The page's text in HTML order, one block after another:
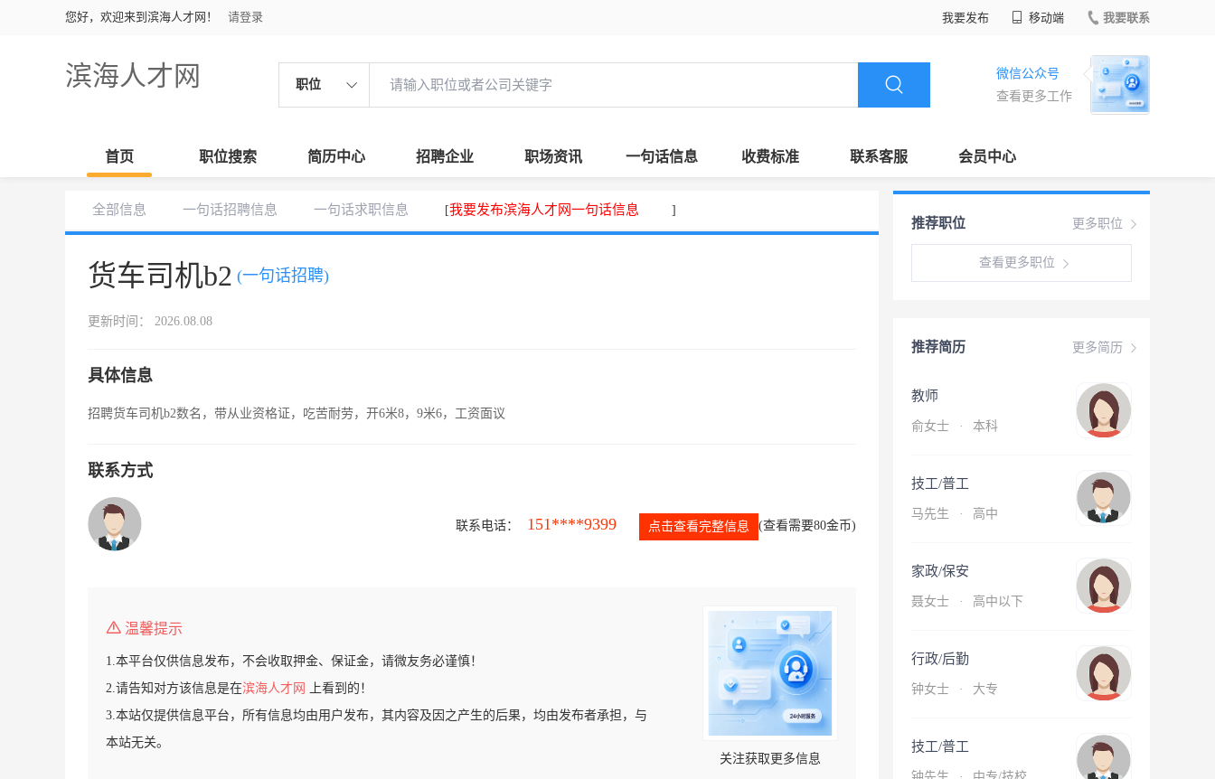
您好，欢迎来到滨海人才网！ 请登录 我要发布 移动端 我要联系
滨海人才网 职位
微信公众号
查看更多工作
首页 职位搜索 简历中心 招聘企业 职场资讯 一句话信息 收费标准 联系客服 会员中心
全部信息 一句话招聘信息 一句话求职信息 [我要发布滨海人才网一句话信息 ]
货车司机b2 (一句话招聘)
更新时间： 2026.08.08
具体信息
招聘货车司机b2数名，带从业资格证，吃苦耐劳，开6米8，9米6，工资面议
联系方式
联系电话： 151****9399 点击查看完整信息 (查看需要80金币)
温馨提示
1.本平台仅供信息发布，不会收取押金、保证金，请微友务必谨慎！
2.请告知对方该信息是在滨海人才网
上看到的！
3.本站仅提供信息平台，所有信息均由用户发布，其内容及因之产生的后果，均由发布者承担，与
本站无关。
关注获取更多信息
更多职位
推荐职位
查看更多职位
更多简历
推荐简历
教师
俞女士 · 本科
技工/普工
马先生 · 高中
家政/保安
聂女士 · 高中以下
行政/后勤
钟女士 · 大专
技工/普工